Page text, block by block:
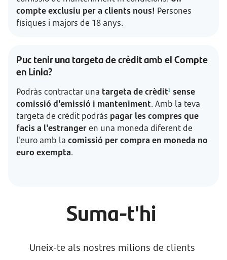
compte exclusiu per a clients nous! Persones
físiques i majors de 18 anys.
Puc tenir una targeta de crèdit amb el Compte
en Línia?
Podràs contractar una targeta de crèdit3 sense
comissió d'emissió i manteniment. Amb la teva
targeta de crèdit podràs pagar les compres que
facis a l'estrangeren una moneda diferent de
l'euro amb la comissió per compra en moneda no
euro exempta.
Suma-t'hi
Uneix-te als nostres milions de clients